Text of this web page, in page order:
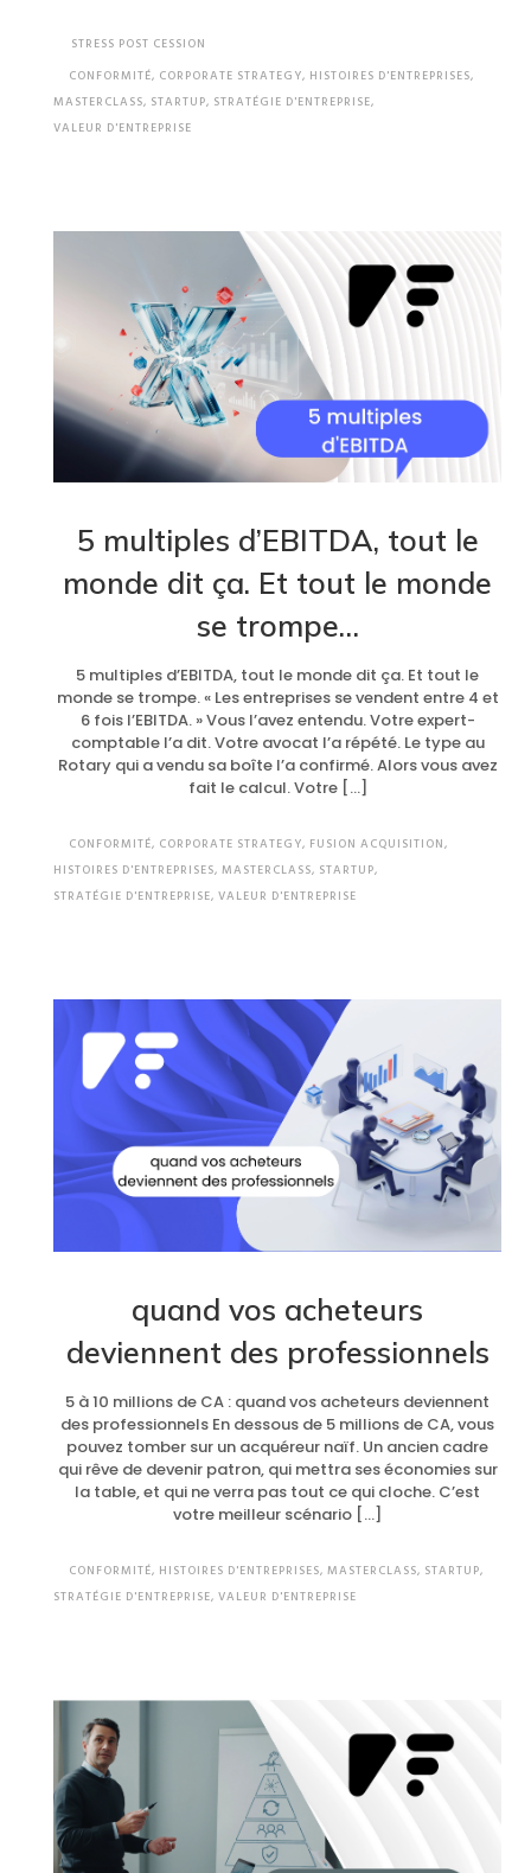
STRESS POST CESSION
CONFORMITÉ, CORPORATE STRATEGY, HISTOIRES D'ENTREPRISES,
MASTERCLASS, STARTUP, STRATÉGIE D'ENTREPRISE,
VALEUR D'ENTREPRISE
5 multiples d’EBITDA, tout le
monde dit ça. Et tout le monde
se trompe…
5 multiples d’EBITDA, tout le monde dit ça. Et tout le
monde se trompe. « Les entreprises se vendent entre 4 et
6 fois l’EBITDA. » Vous l’avez entendu. Votre expert-
comptable l’a dit. Votre avocat l’a répété. Le type au
Rotary qui a vendu sa boîte l’a confirmé. Alors vous avez
fait le calcul. Votre […]
CONFORMITÉ, CORPORATE STRATEGY, FUSION ACQUISITION,
HISTOIRES D'ENTREPRISES, MASTERCLASS, STARTUP,
STRATÉGIE D'ENTREPRISE, VALEUR D'ENTREPRISE
quand vos acheteurs
deviennent des professionnels
5 à 10 millions de CA : quand vos acheteurs deviennent
des professionnels En dessous de 5 millions de CA, vous
pouvez tomber sur un acquéreur naïf. Un ancien cadre
qui rêve de devenir patron, qui mettra ses économies sur
la table, et qui ne verra pas tout ce qui cloche. C’est
votre meilleur scénario […]
CONFORMITÉ, HISTOIRES D'ENTREPRISES, MASTERCLASS, STARTUP,
STRATÉGIE D'ENTREPRISE, VALEUR D'ENTREPRISE